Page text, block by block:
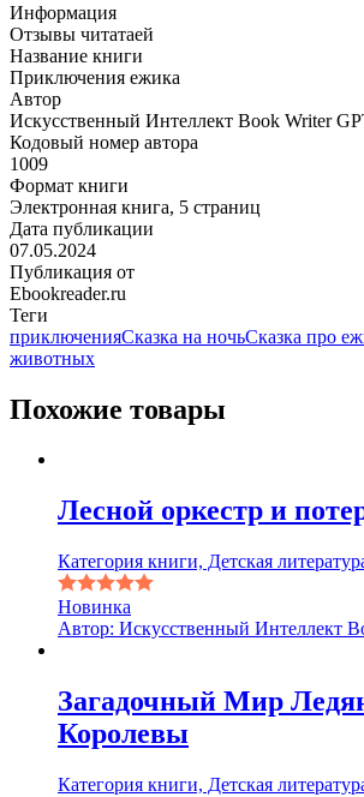
Информация
Отзывы читатаей
Название книги
Приключения ежика
Автор
Искусственный Интеллект Book Writer
Кодовый номер автора
1009
Формат книги
Электронная книга, 5 страниц
Дата публикации
07.05.2024
Публикация от
Ebookreader.ru
Теги
приключенияСказка на ночьСказка про
животных
Похожие товары
Лесной оркестр и
Категория книги, Детская
Новинка
Автор: Искусственный Интеллект
Загадочный Мир
Королевы
Категория книги, Детская